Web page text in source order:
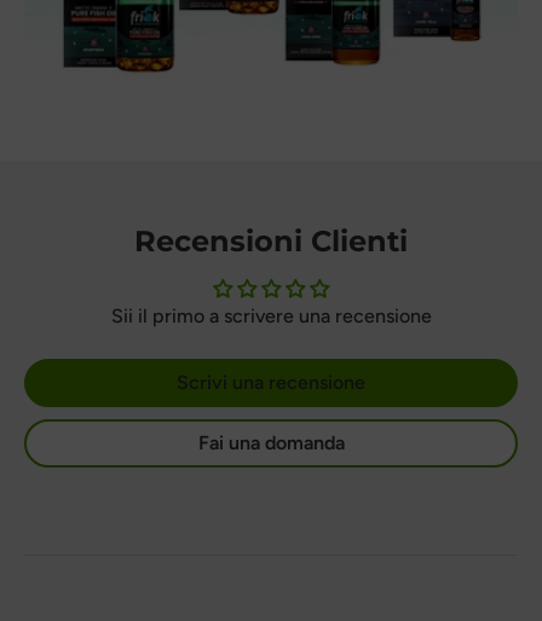
Recensioni Clienti
Sii il primo a scrivere una recensione
Scrivi una recensione
Fai una domanda